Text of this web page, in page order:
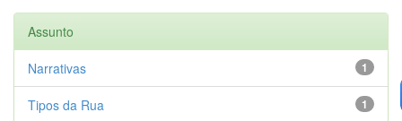
Assunto
1
Narrativas
1
Tipos da Rua